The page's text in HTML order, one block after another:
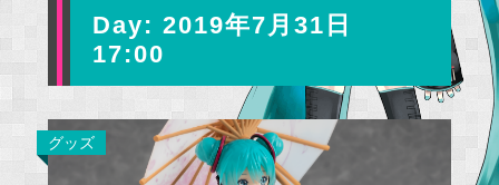
Day: 2019年7月31日
17:00
グッズ